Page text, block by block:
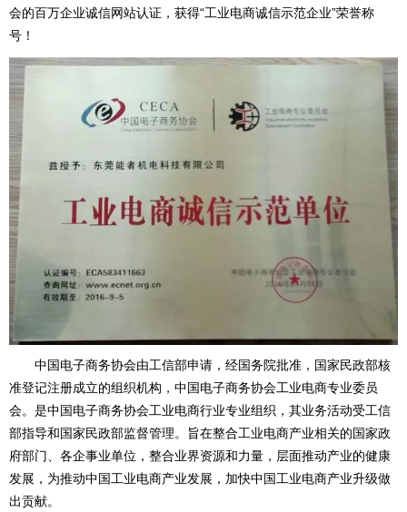
会的百万企业诚信网站认证，获得“工业电商诚信示范企业”荣誉称
号！
中国电子商务协会由工信部申请，经国务院批准，国家民政部核
准登记注册成立的组织机构，中国电子商务协会工业电商专业委员
会。是中国电子商务协会工业电商行业专业组织，其业务活动受工信
部指导和国家民政部监督管理。旨在整合工业电商产业相关的国家政
府部门、各企事业单位，整合业界资源和力量，层面推动产业的健康
发展，为推动中国工业电商产业发展，加快中国工业电商产业升级做
出贡献。